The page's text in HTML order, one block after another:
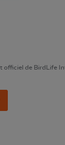
officiel de BirdLife